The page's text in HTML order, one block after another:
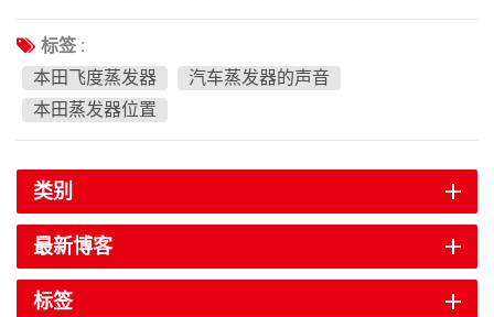
流调节至中等，确保蒸发器在正常工作条件下运行。 ‌2. 声音识
别方法‌‌‌初步舱内听力检查‌‌仔细聆听机舱内通风口附近是否有以
下声音：摩擦/振动噪音：金属铮铮声或研磨声可能表示蒸发器
内有机械损坏或部件松动。高音调的“吱吱声”：持续的尖锐噪音
可能表示制冷剂通过膨胀阀的流动异常（与正常的膨胀噪音不
同）。 辅助外部检查打开发动机罩，找到蒸发器（通常位于仪
表板下方的防火墙附近，例如 适用于本田飞度 2008 的蒸发
器 如下图所示）。用听诊器或空管压在蒸发器外壳上，隔离异
常声音。间歇性的“咕噜”或“冒泡”噪音可能表明制冷剂循环问
题、堵塞或蒸发器内部结冰。 ‌3. 正常声音与异常声音对比‌声音
类型‌特征‌普通膨胀阀 柔和、有节奏的“嘶嘶声”，随压缩机循环
而变化；不刺激。异常摩擦/振动 持续的金属刮擦声/叮当声，
标签 :
本田飞度蒸发器
汽车蒸发器的声音
本田蒸发器位置
类别
最新博客
标签